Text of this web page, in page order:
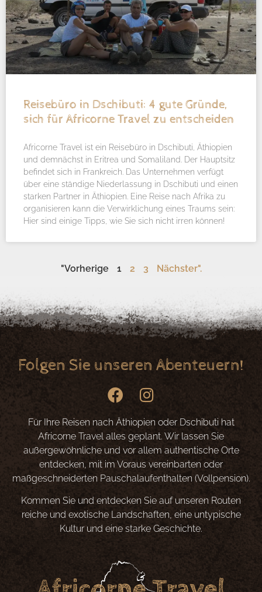
Reisebüro in Dschibuti: 4 gute Gründe,
sich für Africorne Travel zu entscheiden
Africorne Travel ist ein Reisebüro in Dschibuti, Äthiopien
und demnächst in Eritrea und Somaliland. Der Hauptsitz
befindet sich in Frankreich. Das Unternehmen verfügt
über eine ständige Niederlassung in Dschibuti und einen
starken Partner in Äthiopien. Eine Reise nach Afrika zu
organisieren kann die Verwirklichung eines Traums sein:
Hier sind einige Tipps, wie Sie sich nicht irren können!
"Vorherige 1 2 3 Nächster".
Folgen Sie unseren Abenteuern!
Für Ihre Reisen nach Äthiopien oder Dschibuti hat
Africorne Travel alles geplant. Wir lassen Sie
außergewöhnliche und vor allem authentische Orte
entdecken, mit im Voraus vereinbarten oder
maßgeschneiderten Pauschalaufenthalten (Vollpension).
Kommen Sie und entdecken Sie auf unseren Routen
reiche und exotische Landschaften, eine untypische
Kultur und eine starke Geschichte.